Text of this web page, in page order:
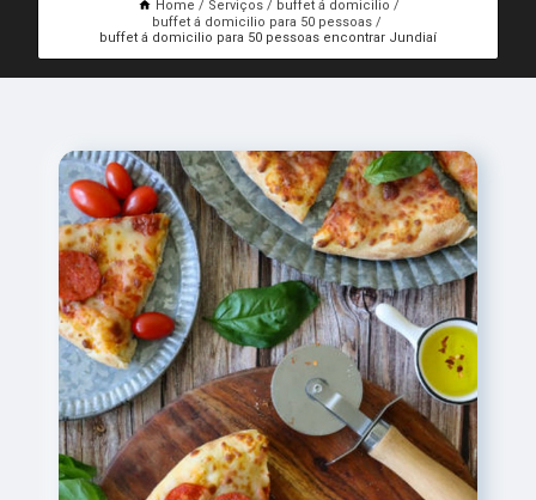
Home Serviços
buffet á domicilio
buffet á domicilio para 50 pessoas
buffet á domicilio para 50 pessoas encontrar Jundiaí